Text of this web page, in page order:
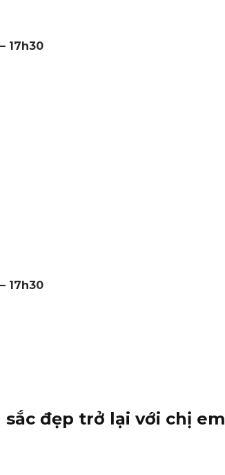
17h30
17h30
đẹp trở lại với chị em